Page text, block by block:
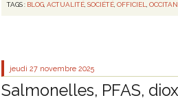
TAGS : BLOG ,ACTUALITÉ ,SOCIÉTÉ ,OFFICIEL ,
jeudi 27 novembre 2025
Salmonelles, PFAS,